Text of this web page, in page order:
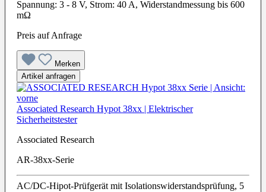
Spannung: 3 - 8 V, Strom: 40 A, Widerstandmessung bis 600
mΩ
Preis auf Anfrage
Merken
Artikel anfragen
Associated Research Hypot 38xx | Elektrischer
Sicherheitstester
Associated Research
AR-38xx-Serie
AC/DC-Hipot-Prüfgerät mit Isolationswiderstandsprüfung, 5